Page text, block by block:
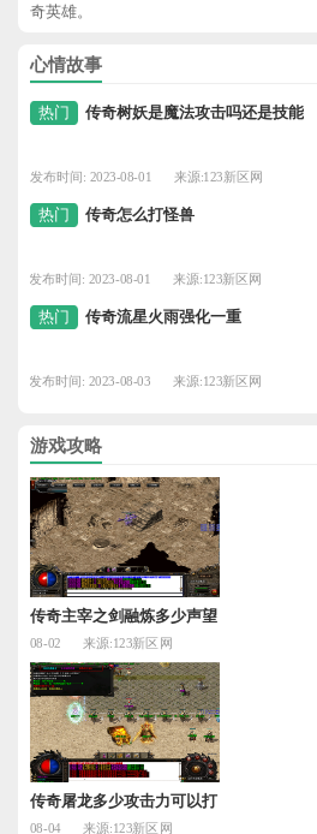
奇英雄。
心情故事
传奇树妖是魔法攻击吗还是技能
发布时间: 2023-08-01 来源:123新区网
热门
传奇怎么打怪兽
发布时间: 2023-08-01 来源:123新区网
热门
传奇流星火雨强化一重
发布时间: 2023-08-03 来源:123新区网
热门
游戏攻略
传奇主宰之剑融炼多少声望
08-02 来源:123新区网
传奇屠龙多少攻击力可以打
08-04 来源:123新区网